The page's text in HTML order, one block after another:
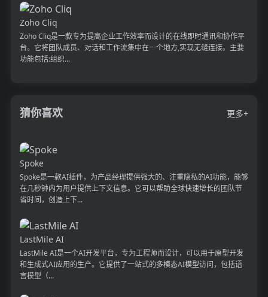
Zoho Cliq
Zoho Cliq是一款专为提高企业工作效率而设计的在线即时通讯和协作平
台。它将团队成员、对话和工作流集中在一个地方,实现无缝连接。主要
功能包括:组织...
猜你喜欢 更多+
Spoke
Spoke是一款AI插件，为产品经理提供强大的、注重隐私的AI功能，能够
在几秒钟内为用户提供上下文信息。它可以帮助全球快速增长的团队节
省时间，创造上下...
LastMile AI
LastMile AI是一个AI开发平台，专为工程师而设计，可以用于原型开发
和生成式AI应用的生产。它提供了一站式的多模态AI模型访问，包括语
言模型（...